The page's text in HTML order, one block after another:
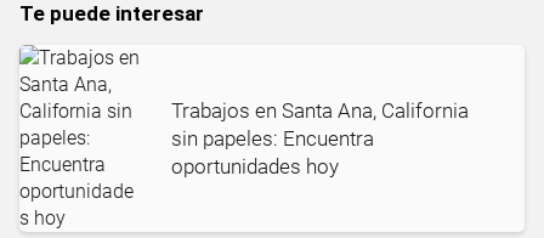
Te puede interesar
Trabajos en Santa Ana, California
sin papeles: Encuentra
oportunidades hoy